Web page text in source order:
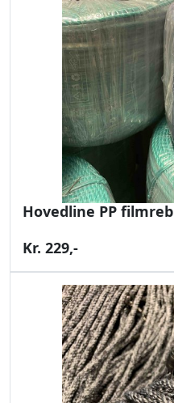
Hovedline PP filmreb
Kr. 229,-